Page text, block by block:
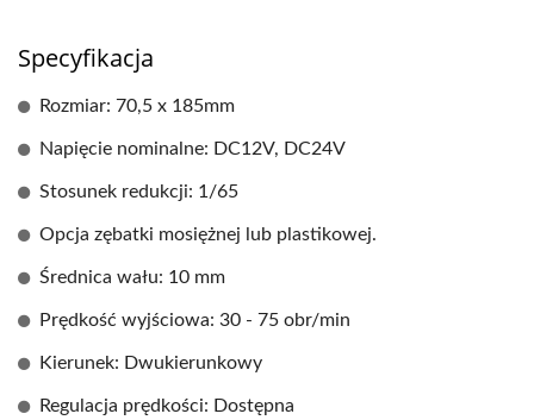
Specyfikacja
Rozmiar: 70,5 x 185mm
Napięcie nominalne: DC12V, DC24V
Stosunek redukcji: 1/65
Opcja zębatki mosiężnej lub plastikowej.
Średnica wału: 10 mm
Prędkość wyjściowa: 30 - 75 obr/min
Kierunek: Dwukierunkowy
Regulacja prędkości: Dostępna